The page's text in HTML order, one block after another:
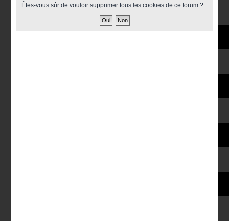
Êtes-vous sûr de vouloir supprimer tous les cookies de ce forum ?